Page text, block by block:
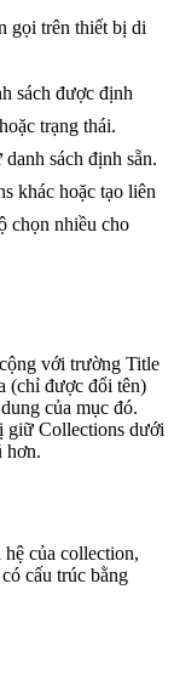
gọi trên thiết bị di
sách được định
trạng thái.
sách định sẵn.
khác hoặc tạo liên
chọn nhiều cho
cộng với trường Title
(chỉ được đổi tên)
của mục đó.
giữ Collections dưới
hơn.
của collection,
cấu trúc bằng